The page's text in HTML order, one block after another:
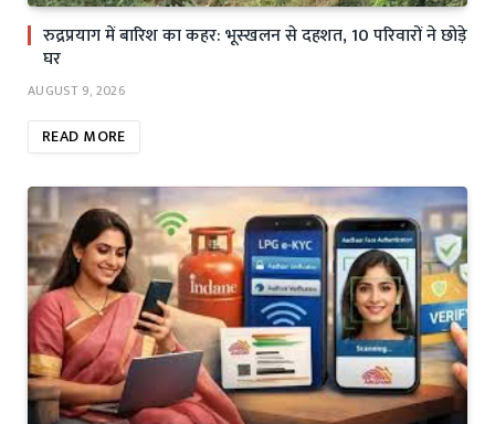
रुद्रप्रयाग में बारिश का कहर: भूस्खलन से दहशत, 10 परिवारों ने छोड़े
घर
AUGUST 9, 2026
READ MORE